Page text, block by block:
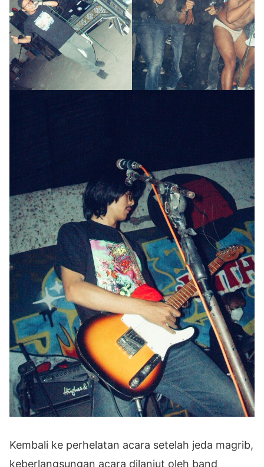
Kembali ke perhelatan acara setelah jeda magrib,
keberlangsungan acara dilanjut oleh band